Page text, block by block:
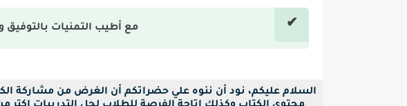
مع أطيب التمنيات بالتوفيق
السلام عليكم، نود أن ننوه علي حضراتكم أن الغرض من مشاركة